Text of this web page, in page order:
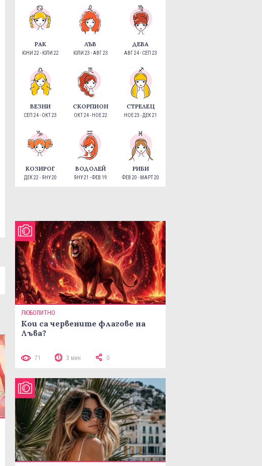
РАК
ЮНИ 22 - ЮЛИ 22
ЛЪВ
ЮЛИ 23 - АВГ 23
ДЕВА
АВГ 24 - СЕП 23
ВЕЗНИ
СЕП 24 - ОКТ 23
СКОРПИОН
ОКТ 24 - НОЕ 22
СТРЕЛЕЦ
НОЕ 23 - ДЕК 21
КОЗИРОГ
ДЕК 22 - ЯНУ 20
ВОДОЛЕЙ
ЯНУ 21 - ФЕВ 19
РИБИ
ФЕВ 20 - МАРТ 20
ЛЮБОПИТНО
Кои са червените флагове на
Лъва?
71 3 мин 0